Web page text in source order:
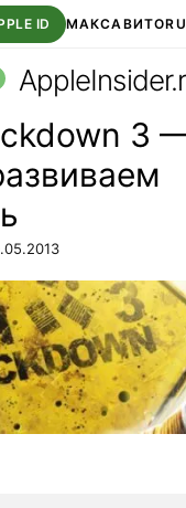
ID МАКСАВИТО
ВТБ ОНЛАЙН ЧАТ В
3